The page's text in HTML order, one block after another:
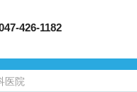
426-1182
医院